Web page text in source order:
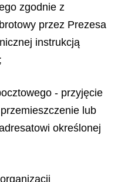
zgodnie z
przez Prezesa
instrukcją
- przyjęcie
lub
określonej